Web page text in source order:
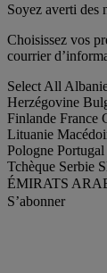
Soyez averti des
Choisissez vos
courrier
Select All
Herzégovine
Finlande France
Lituanie
Pologne Portugal
Tchèque Serbie
ÉMIRATS
S’abonner